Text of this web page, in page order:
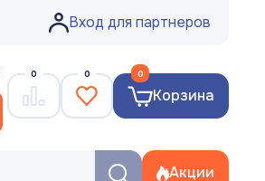
Вход для партнеров
0 0
Корзина
0
Акции